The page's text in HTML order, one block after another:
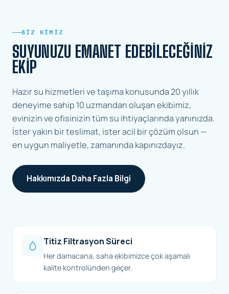
BIZ KIMIZ
SUYUNUZU EMANET EDEBILECEĞINIZ
EKIP
Hazır su hizmetleri ve taşıma konusunda 20 yıllık
deneyime sahip 10 uzmandan oluşan ekibimiz,
evinizin ve ofisinizin tüm su ihtiyaçlarında yanınızda.
İster yakın bir teslimat, ister acil bir çözüm olsun —
en uygun maliyetle, zamanında kapınızdayız.
Hakkımızda Daha Fazla Bilgi
Titiz Filtrasyon Süreci
Her damacana, saha ekibimizce çok aşamalı
kalite kontrolünden geçer.